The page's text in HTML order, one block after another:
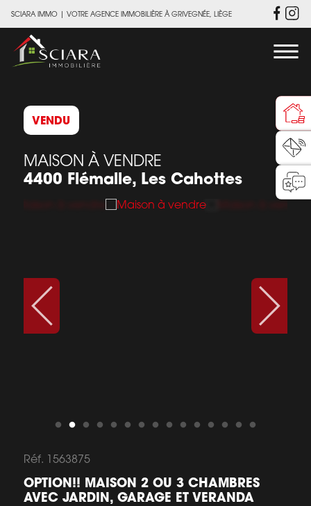
SCIARA IMMO | VOTRE AGENCE IMMOBILIÈRE À GRIVEGNÉE, LIÈGE
VENDU
MAISON À VENDRE
4400 Flémalle, Les Cahottes
Réf. 1563875
OPTION!! MAISON 2 OU 3 CHAMBRES
AVEC JARDIN, GARAGE ET VERANDA